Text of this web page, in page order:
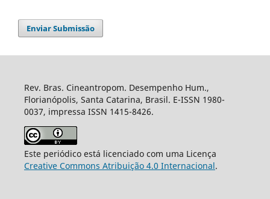
Enviar Submissão
Rev. Bras. Cineantropom. Desempenho Hum.,
Florianópolis, Santa Catarina, Brasil. E-ISSN 1980-
0037, impressa ISSN 1415-8426.
Este periódico está licenciado com uma Licença
Creative Commons Atribuição 4.0 Internacional.